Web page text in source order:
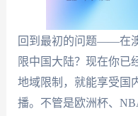
回到最初的问题——在
限中国大陆？现在你已
地域限制，就能享受国
播。不管是欧洲杯、